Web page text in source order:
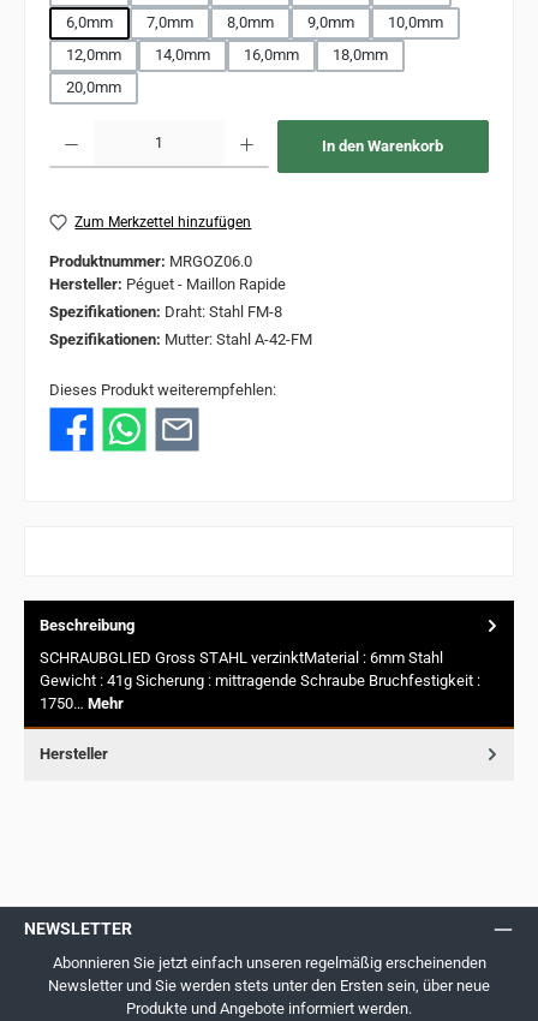
6,0mm
7,0mm 8,0mm 9,0mm
10,0mm
12,0mm
14,0mm 16,0mm
18,0mm
20,0mm
In den Warenkorb
Zum Merkzettel hinzufügen
Produktnummer: MRGOZ06.0
Hersteller: Péguet - Maillon Rapide
Spezifikationen: Draht: Stahl FM-8
Spezifikationen: Mutter: Stahl A-42-FM
Dieses Produkt weiterempfehlen:
Beschreibung
SCHRAUBGLIED Gross STAHL verzinktMaterial : 6mm Stahl
Gewicht : 41g Sicherung : mittragende Schraube Bruchfestigkeit :
1750… Mehr
Hersteller
NEWSLETTER
Abonnieren Sie jetzt einfach unseren regelmäßig erscheinenden
Newsletter und Sie werden stets unter den Ersten sein, über neue
Produkte und Angebote informiert werden.